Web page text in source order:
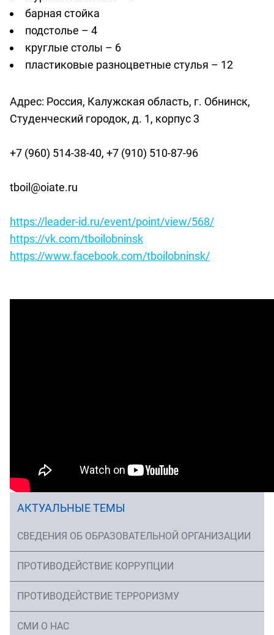
барная стойка
подстолье – 4
круглые столы – 6
пластиковые разноцветные стулья – 12
Адрес: Россия, Калужская область, г. Обнинск,
Студенческий городок, д. 1, корпус 3
+7 (960) 514-38-40, +7 (910) 510-87-96
tboil@oiate.ru
https://leader-id.ru/event/point/view/568/
https://vk.com/tboilobninsk
https://www.facebook.com/tboilobninsk/
АКТУАЛЬНЫЕ ТЕМЫ
СВЕДЕНИЯ ОБ ОБРАЗОВАТЕЛЬНОЙ ОРГАНИЗАЦИИ
ПРОТИВОДЕЙСТВИЕ КОРРУПЦИИ
ПРОТИВОДЕЙСТВИЕ ТЕРРОРИЗМУ
СМИ О НАС